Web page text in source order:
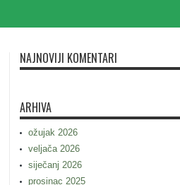
NAJNOVIJI KOMENTARI
ARHIVA
ožujak 2026
veljača 2026
siječanj 2026
prosinac 2025